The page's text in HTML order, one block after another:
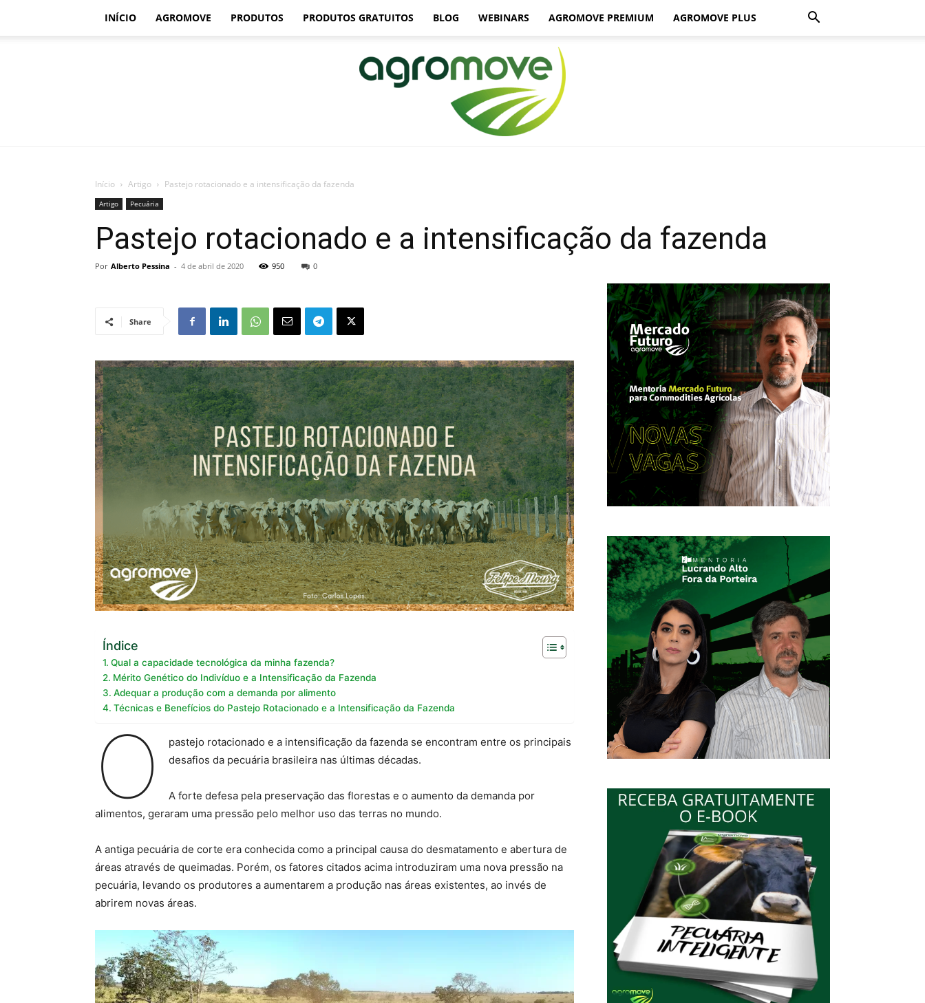
INÍCIO AGROMOVE PRODUTOS PRODUTOS GRATUITOS BLOG WEBINARS AGROMOVE PREMIUM AGROMOVE PLUS
Início Artigo Pastejo rotacionado e a intensificação da fazenda
Artigo Pecuária
Pastejo rotacionado e a intensificação da fazenda
Por Alberto Pessina - 4 de abril de 2020 950 0
Share
Índice
Qual a capacidade tecnológica da minha fazenda?
Mérito Genético do Indivíduo e a Intensificação da Fazenda
Adequar a produção com a demanda por alimento
Técnicas e Benefícios do Pastejo Rotacionado e a Intensificação da Fazenda
O
pastejo rotacionado e a intensificação da fazenda se encontram entre os principais
desafios da pecuária brasileira nas últimas décadas.
A forte defesa pela preservação das florestas e o aumento da demanda por
alimentos, geraram uma pressão pelo melhor uso das terras no mundo.
A antiga pecuária de corte era conhecida como a principal causa do desmatamento e abertura de
áreas através de queimadas. Porém, os fatores citados acima introduziram uma nova pressão na
pecuária, levando os produtores a aumentarem a produção nas áreas existentes, ao invés de
abrirem novas áreas.